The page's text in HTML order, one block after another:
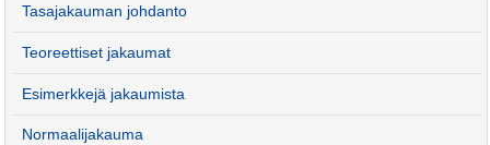
Tasajakauman johdanto
Teoreettiset jakaumat
Esimerkkejä jakaumista
Normaalijakauma